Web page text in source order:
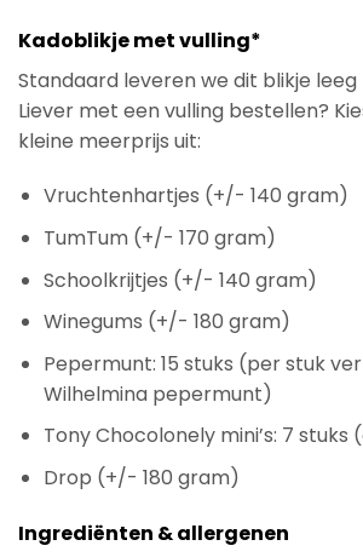
Kadoblikje met vulling*
Standaard leveren we dit blikje leeg
Liever met een vulling bestellen?
kleine meerprijs uit:
Vruchtenhartjes (+/- 140 gram)
TumTum (+/- 170 gram)
Schoolkrijtjes (+/- 140 gram)
Winegums (+/- 180 gram)
Pepermunt: 15 stuks (per stuk
Wilhelmina pepermunt)
Tony Chocolonely mini’s: 7 stuks
Drop (+/- 180 gram)
Ingrediënten & allergenen